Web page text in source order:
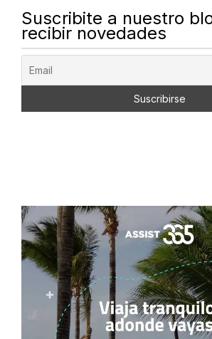
Suscribite a nuestro
recibir novedades